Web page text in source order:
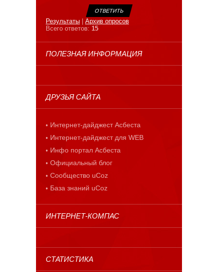
Результаты
Архив опросов
Всего ответов: 15
ПОЛЕЗНАЯ ИНФОРМАЦИЯ
ДРУЗЬЯ САЙТА
Интернет-дайджест Асбеста
Интернет-дайджест для WEB
Инфо портал Асбеста
Официальный блог
Сообщество uCoz
База знаний uCoz
ИНТЕРНЕТ-КОМПАС
СТАТИСТИКА